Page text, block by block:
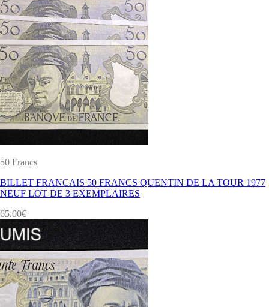
50 Francs
BILLET FRANCAIS 50 FRANCS QUENTIN DE LA TOUR 1977
NEUF LOT DE 3 EXEMPLAIRES
65.00€